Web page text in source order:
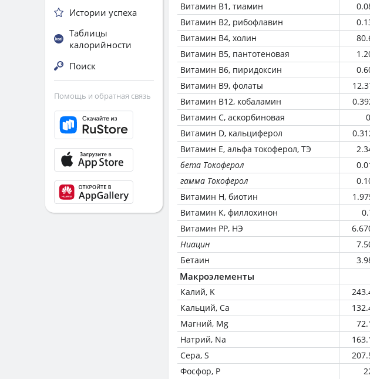
Витамин В1, тиамин
Витамин В2, рибофлавин
Витамин В4, холин
Витамин В5, пантотеновая
Витамин В6, пиридоксин
Витамин В9, фолаты
Витамин В12, кобаламин
Витамин C, аскорбиновая
Витамин D, кальциферол
Витамин Е, альфа токоферол, ТЭ
бета Токоферол
гамма Токоферол
Витамин Н, биотин
Витамин К, филлохинон
Витамин РР, НЭ
Ниацин
Бетаин
Макроэлементы
Калий, K
Кальций, Ca
Магний, Mg
Натрий, Na
Сера, S
Фосфор, P
Истории успеха
Таблицы
калорийности
Поиск
Помощь и обратная связь